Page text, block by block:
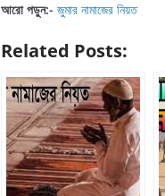
আরো পড়ুন:- জুমার নামাজের নিয়ত
Related Posts: